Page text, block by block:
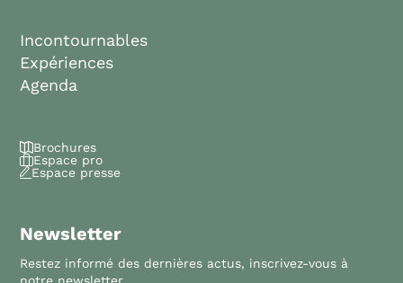
Incontournables
Expériences
Agenda
Brochures
Espace pro
Espace presse
Newsletter
Restez informé des dernières actus, inscrivez-vous à